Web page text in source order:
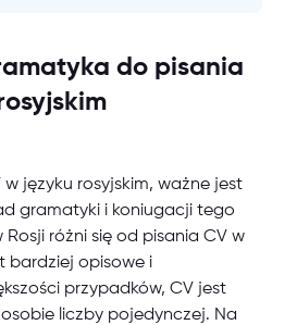
do pisania
w języku rosyjskim, ważne jest
gramatyki i koniugacji tego
Rosji różni się od pisania CV w
bardziej opisowe i
przypadków, CV jest
liczby pojedynczej. Na